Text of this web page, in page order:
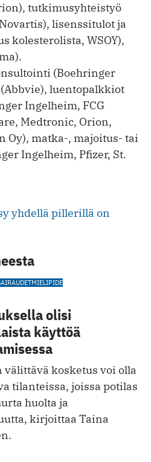
tutkimusyhteistyö
lisenssitulot ja
kolesterolista, WSOY),
(Boehringer
luentopalkkiot
Ingelheim, FCG
Medtronic, Orion,
Oy), matka-, majoitus- tai
Ingelheim, Pfizer, St.
yhdellä pillerillä on
MIELIPIDE
olisi
käyttöä
välittävä kosketus voi olla
tilanteissa, joissa potilas
huolta ja
kirjoittaa Taina